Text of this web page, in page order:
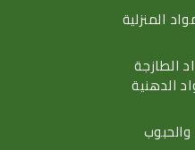
المنزلية
الطازجة
الدهنية